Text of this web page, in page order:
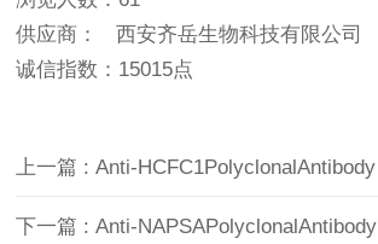
供应商： 西安齐岳生物科技有限公司
诚信指数： 15015点
上一篇 : Anti-HCFC1PolyclonalAntibody
下一篇 : Anti-NAPSAPolyclonalAntibody